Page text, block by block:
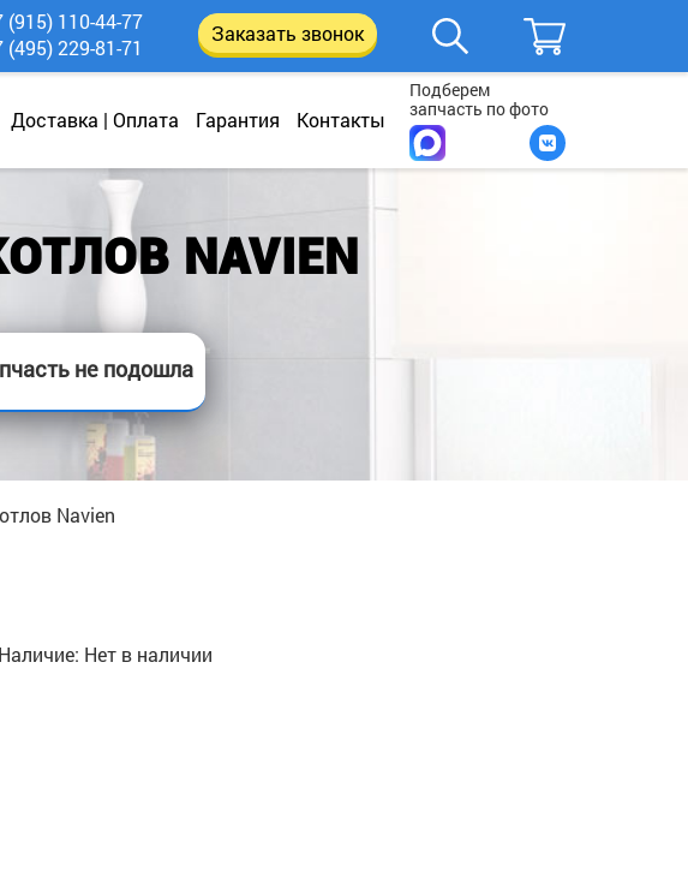
Доставка | Оплата Гарантия Контакты
Подберем
запчасть по фото
(915) 110-44-77
(495) 229-81-71
Заказать звонок
NAVIEN
не подошла
Navien
Нет в наличии